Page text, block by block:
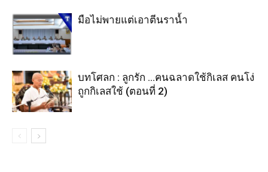
มือไม่พายแต่เอาตีนราน้ำ
บทโศลก : ลูกรัก …คนฉลาดใช้กิเลส คนโง่
ถูกกิเลสใช้ (ตอนที่ 2)